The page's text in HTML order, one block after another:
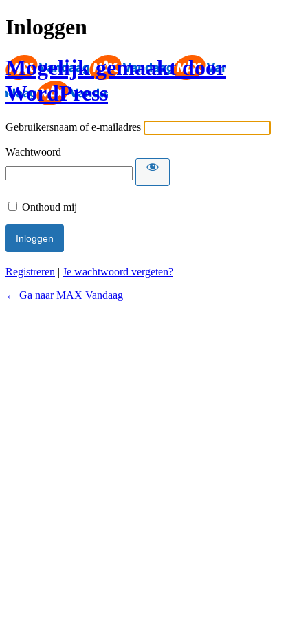
Inloggen
Mogelijk gemaakt door
WordPress
Gebruikersnaam of e-mailadres
Wachtwoord
Onthoud mij
Registreren | Je wachtwoord vergeten?
← Ga naar MAX Vandaag